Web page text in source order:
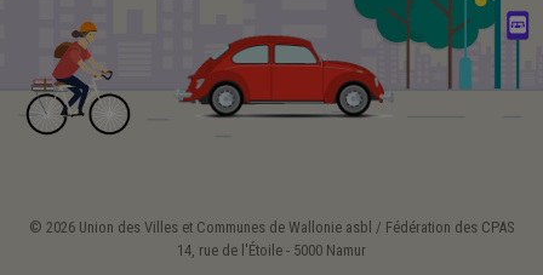
© 2026 Union des Villes et Communes de Wallonie asbl / Fédération des CPAS
14, rue de l'Étoile - 5000 Namur